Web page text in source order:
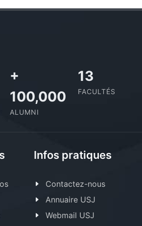
+
100,000
ALUMNI
13
FACULTÉS
Infos pratiques
Contactez-nous
Annuaire USJ
Webmail USJ